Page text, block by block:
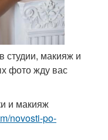
студии, макияж и
фото жду вас
и макияж
novosti-po-